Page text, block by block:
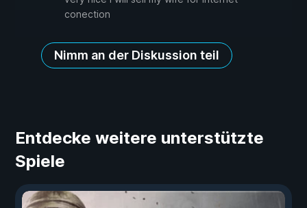
conection
Nimm an der Diskussion teil
Entdecke weitere unterstützte
Spiele